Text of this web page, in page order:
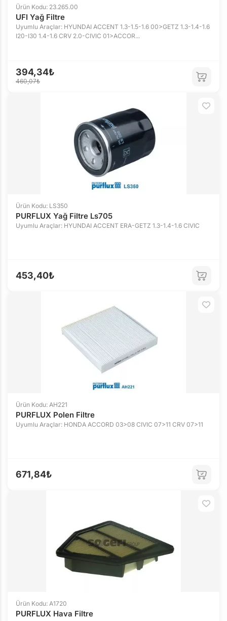
Ürün Kodu: 23.265.00
UFI Yağ Filtre
Uyumlu Araçlar: HYUNDAI ACCENT 1.3-1.5-1.6 00>GETZ 1.3-1.4-1.6
I20-I30 1.4-1.6 CRV 2.0-CIVIC 01>ACCOR...
394,34₺
460,07₺
Ürün Kodu: LS350
PURFLUX Yağ Filtre Ls705
Uyumlu Araçlar: HYUNDAI ACCENT ERA-GETZ 1.3-1.4-1.6 CIVIC
453,40₺
Ürün Kodu: AH221
PURFLUX Polen Filtre
Uyumlu Araçlar: HONDA ACCORD 03>08 CIVIC 07>11 CRV 07>11
671,84₺
Ürün Kodu: A1720
PURFLUX Hava Filtre